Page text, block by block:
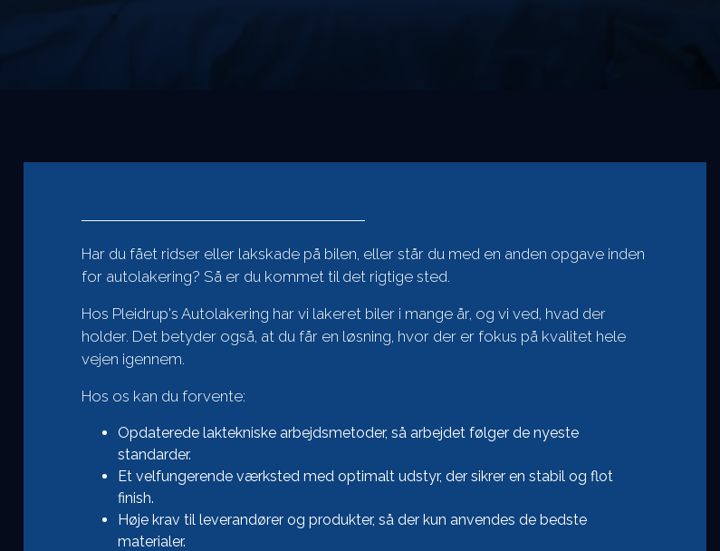
Har du fået ridser eller lakskade på bilen, eller står du med en anden opgave inden
for autolakering? Så er du kommet til det rigtige sted.
Hos Pleidrup's Autolakering har vi lakeret biler i mange år, og vi ved, hvad der
holder. Det betyder også, at du får en løsning, hvor der er fokus på kvalitet hele
vejen igennem.
Hos os kan du forvente:
Opdaterede laktekniske arbejdsmetoder, så arbejdet følger de nyeste
standarder.
Et velfungerende værksted med optimalt udstyr, der sikrer en stabil og flot
finish.
Høje krav til leverandører og produkter, så der kun anvendes de bedste
materialer.